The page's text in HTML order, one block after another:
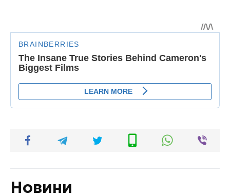
Новини